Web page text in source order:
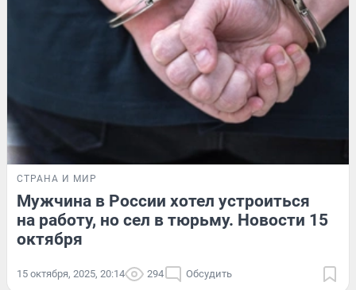
СТРАНА И МИР
Мужчина в России хотел устроиться
на работу, но сел в тюрьму. Новости 15
октября
15 октября, 2025, 20:14 294 Обсудить